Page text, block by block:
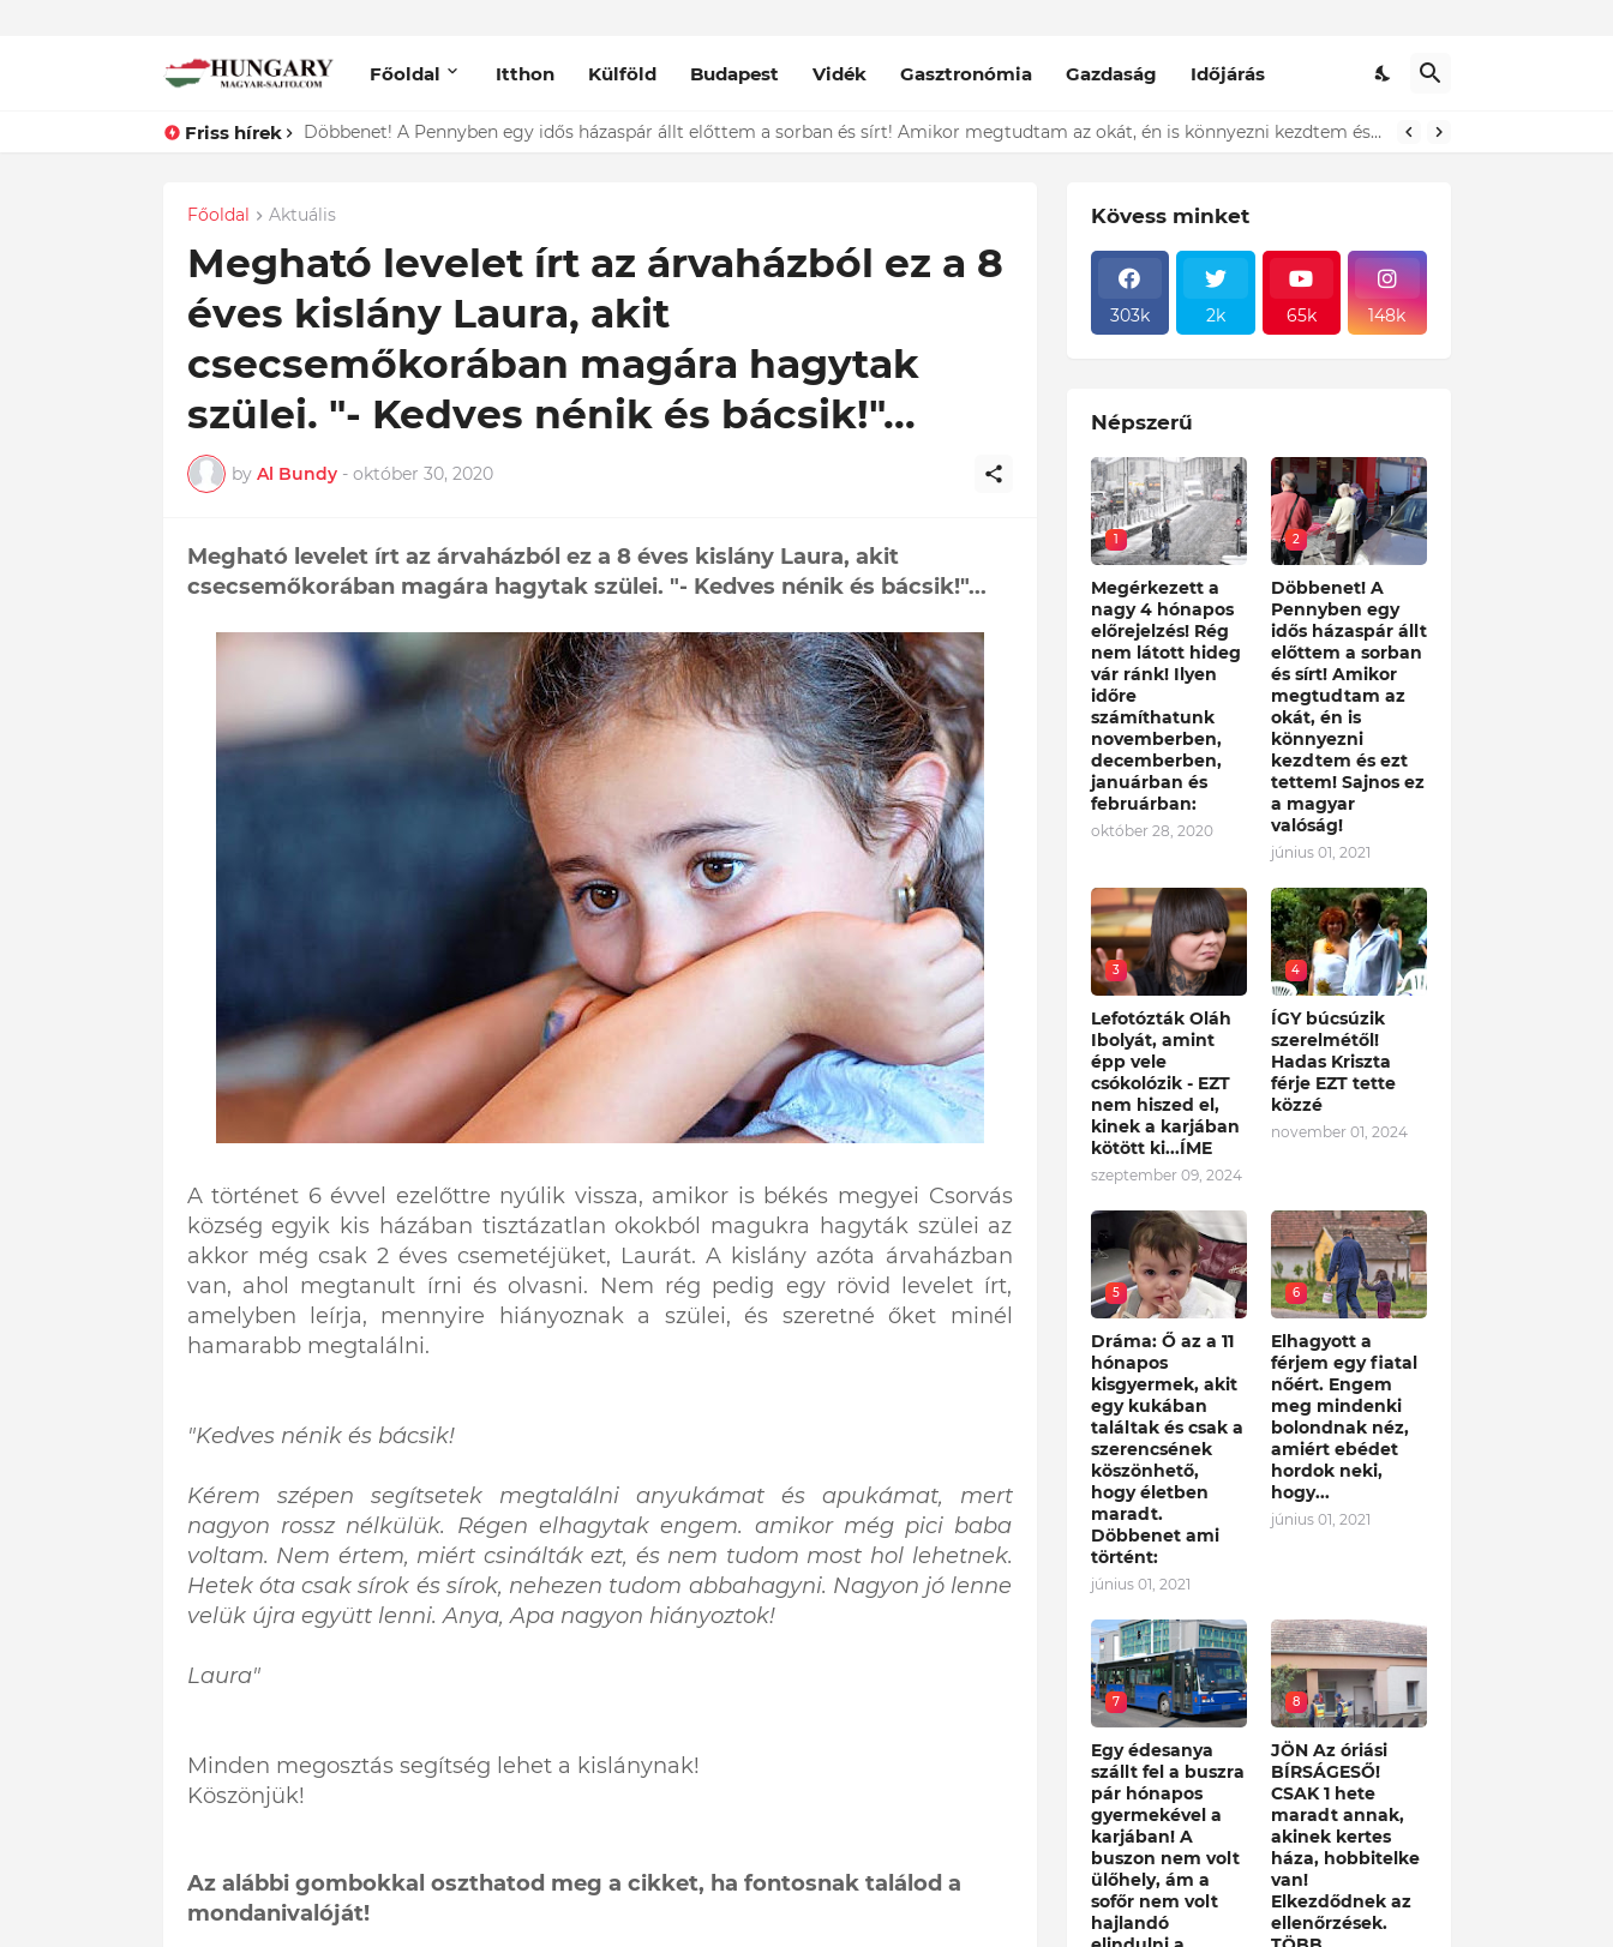
Főoldal Itthon Külföld Budapest Vidék Gasztronómia Gazdaság Időjárás
Friss hírek Lefotózták Oláh Ibolyát, amint épp vele csókolózik - EZT nem hiszed el, kinek a karjában kötött ki...ÍME
Főoldal Aktuális
Megható levelet írt az árvaházból ez a 8
éves kislány Laura, akit
csecsemőkorában magára hagytak
szülei. "- Kedves nénik és bácsik!"...
by Al Bundy - október 30, 2020
Megható levelet írt az árvaházból ez a 8 éves kislány Laura, akit
csecsemőkorában magára hagytak szülei. "- Kedves nénik és bácsik!"...
A történet 6 évvel ezelőttre nyúlik vissza, amikor is békés megyei Csorvás
község egyik kis házában tisztázatlan okokból magukra hagyták szülei az
akkor még csak 2 éves csemetéjüket, Laurát. A kislány azóta árvaházban
van, ahol megtanult írni és olvasni. Nem rég pedig egy rövid levelet írt,
amelyben leírja, mennyire hiányoznak a szülei, és szeretné őket minél
hamarabb megtalálni.
"Kedves nénik és bácsik!
Kérem szépen segítsetek megtalálni anyukámat és apukámat, mert
nagyon rossz nélkülük. Régen elhagytak engem. amikor még pici baba
voltam. Nem értem, miért csinálták ezt, és nem tudom most hol lehetnek.
Hetek óta csak sírok és sírok, nehezen tudom abbahagyni. Nagyon jó lenne
velük újra együtt lenni. Anya, Apa nagyon hiányoztok!
Laura"
Minden megosztás segítség lehet a kislánynak!
Köszönjük!
Az alábbi gombokkal oszthatod meg a cikket, ha fontosnak találod a
mondanivalóját!
Kövess minket
303k 2k 65k 148k
Népszerű
1
Megérkezett a
nagy 4 hónapos
előrejelzés! Rég
nem látott hideg
vár ránk! Ilyen
időre
számíthatunk
novemberben,
decemberben,
januárban és
februárban:
október 28, 2020
2
Döbbenet! A
Pennyben egy
idős házaspár állt
előttem a sorban
és sírt! Amikor
megtudtam az
okát, én is
könnyezni
kezdtem és ezt
tettem! Sajnos ez
a magyar
valóság!
június 01, 2021
3
Lefotózták Oláh
Ibolyát, amint
épp vele
csókolózik - EZT
nem hiszed el,
kinek a karjában
kötött ki...ÍME
szeptember 09, 2024
4
ÍGY búcsúzik
szerelmétől!
Hadas Kriszta
férje EZT tette
közzé
november 01, 2024
5
Dráma: Ő az a 11
hónapos
kisgyermek, akit
egy kukában
találtak és csak a
szerencsének
köszönhető,
hogy életben
maradt.
Döbbenet ami
történt:
június 01, 2021
6
Elhagyott a
férjem egy fiatal
nőért. Engem
meg mindenki
bolondnak néz,
amiért ebédet
hordok neki,
hogy...
június 01, 2021
7
Egy édesanya
szállt fel a buszra
pár hónapos
gyermekével a
karjában! A
buszon nem volt
ülőhely, ám a
sofőr nem volt
hajlandó
8
JÖN Az óriási
BÍRSÁGESŐ!
CSAK 1 hete
maradt annak,
akinek kertes
háza, hobbitelke
van!
Elkezdődnek az
ellenőrzések.